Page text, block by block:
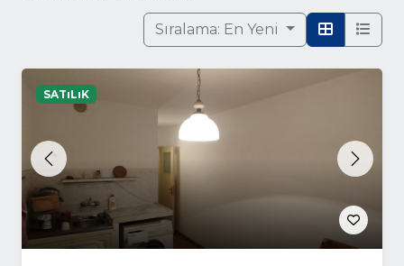
Sıralama: En Yeni
Previous Next
SATıLıK